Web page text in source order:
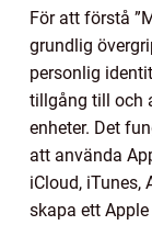
För att förstå
grundlig
personlig
tillgång till och
enheter. Det
att använda
iCloud, iTunes,
skapa ett